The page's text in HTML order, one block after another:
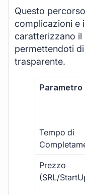
Questo
complicazioni e
caratterizzano il
permettendoti
trasparente.
Parametro
Tempo di
Prezzo
(SRL/